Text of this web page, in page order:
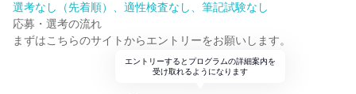
選考なし（先着順）、適性検査なし、筆記試験なし
応募・選考の流れ
まずはこちらのサイトからエントリーをお願いします。
エントリーするとプログラムの詳細案内を
受け取れるようになります